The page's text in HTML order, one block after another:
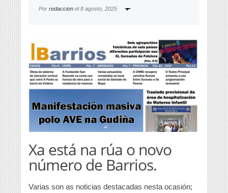
Por redaccion el8 agosto, 2025
Xa está na rúa o novo
número de Barrios.
Varias son as noticias destacadas nesta ocasión;